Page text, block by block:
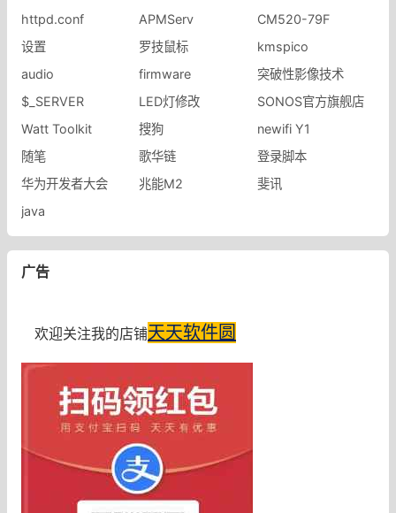
httpd.conf
APMServ
CM520-79F
设置
罗技鼠标
kmspico
audio
firmware
突破性影像技术
$_SERVER
LED灯修改
SONOS官方旗舰店
Watt Toolkit
搜狗
newifi Y1
随笔
歌华链
登录脚本
华为开发者大会
兆能M2
斐讯
java
广告
欢迎关注我的店铺天天软件圆